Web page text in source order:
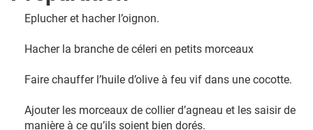
Eplucher et hacher l’oignon.
Hacher la branche de céleri en petits morceaux
Faire chauffer l’huile d’olive à feu vif dans une cocotte.
Ajouter les morceaux de collier d’agneau et les saisir de
manière à ce qu’ils soient bien dorés.